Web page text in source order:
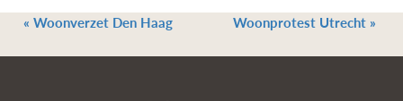
« Woonverzet Den Haag Woonprotest Utrecht »